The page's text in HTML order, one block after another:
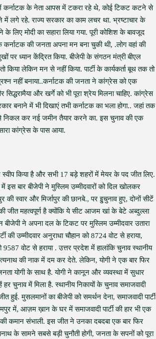
कर्नाटक के नेता आपस में टकरा रहे थे, कोई टिकट कटने से
में लगे रहे. राज्य सरकार का काम लचर था. भ्रष्टाचार के
लिए मोदी का सहारा लिया गया. पूरी कोशिश के बावजूद
कर्नाटक की जनता अपना मन बना चुकी थी, .लोग वहां की
ध्यान केंद्रित किया. बीजेपी के संगठन मंत्री बीएल
लेकिन मन से नहीं किया. पार्टी के कार्यकर्ता बूथ तक तो
नहीं बनाया..कर्नाटक की जनता ने कांग्रेस को एक
और खर्गे को भी पूरा श्रेय मिलना चाहिए. कांग्रेस
बनाने में भी दिखाएं तभी कर्नाटक का भला होगा.. जहां तक
निकल कर नई जमीन तैयार करने का. इस चुनाव की एक
कांग्रेस के पास आया.
किया है और सभी 17 बड़े शहरों में मेयर के पद जीत लिए.
इस बार बीजेपी ने मुस्लिम उम्मीदवारों को दिल खोलकर
की स्वार और मिर्जापुर की छानबे., पर इुचुनाव हुए, दोनों सीटें
जीत महत्वपूर्ण है क्योंकि ये सीट आजम खां के बेटे अब्दुल्ला
ने अपना दल के टिकट पर मुस्लिम उम्मीदवार उतारा
उम्मीदवार अनुराधा चौहान को 8724 वोट से हराया,
वोट से हराया . उत्तर प्रदेश में हालांकि चुनाव स्थानीय
की नाक में दम कर देते. लेकिन, योगी ने एक बार फिर
योगी के साथ है. योगी ने कानून और व्यवस्था में सुधार
चुनाव में मिला है. स्थानीय निकायों के चुनाव समाजवादी
हुई. मुसलमानों का बीजेपी को समर्थन देना, समाजवादी पार्टी
में, आज़म ख़ान के घर में समाजवादी पार्टी की हार भी एक
कमान संभाली. इस जीत ने उनका दबदबा एक बार फिर
के सामने सबसे बड़ी चुनौती होगी, जनता के सपनों को पूरा